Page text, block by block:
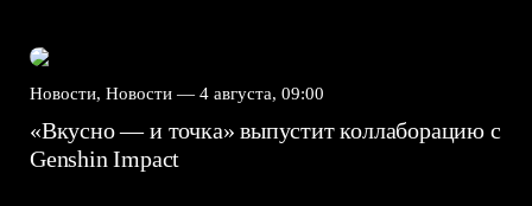
Новости, Новости — 4 августа, 09:00
«Вкусно — и точка» выпустит коллаборацию с
Genshin Impact⁠⁠